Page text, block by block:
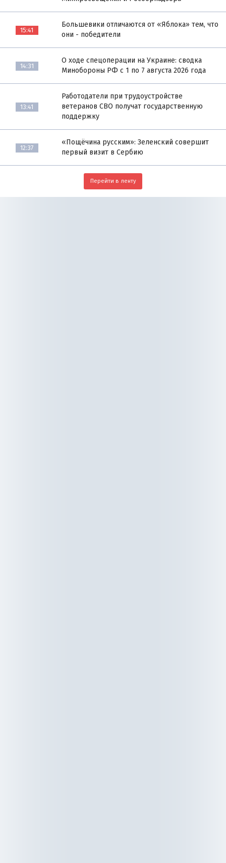
15:41
Большевики отличаются от «Яблока» тем, что
они - победители
14:31
О ходе спецоперации на Украине: сводка
Минобороны РФ с 1 по 7 августа 2026 года
13:41
Работодатели при трудоустройстве
ветеранов СВО получат государственную
поддержку
12:37
«Пощёчина русским»: Зеленский совершит
первый визит в Сербию
Перейти в ленту